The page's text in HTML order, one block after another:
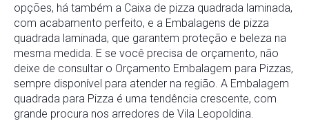
opções, há também a Caixa de pizza quadrada laminada,
com acabamento perfeito, e a Embalagens de pizza
quadrada laminada, que garantem proteção e beleza na
mesma medida. E se você precisa de orçamento, não
deixe de consultar o Orçamento Embalagem para Pizzas,
sempre disponível para atender na região. A Embalagem
quadrada para Pizza é uma tendência crescente, com
grande procura nos arredores de Vila Leopoldina.